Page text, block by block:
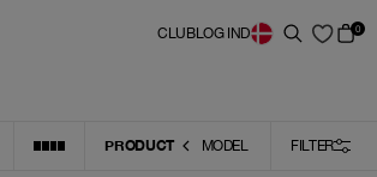
CLUBLOG IND 0
PRODUCT MODEL FILTER